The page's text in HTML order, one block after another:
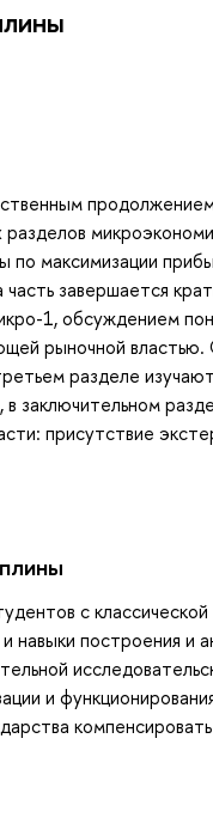
по максимизации
завершается
1, обсуждением
рыночной
разделе
заключительном
присутствие
с
навыки построения
и